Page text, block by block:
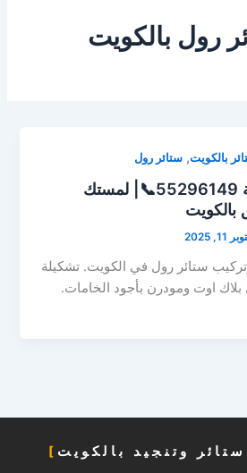
رول بالكويت
بالكويت,ستائر رول
ستائر رول عصرية 55296149📞| لمستك
بالكويت
11, 2025
ستائر رول في الكويت. تشكيلة
اوت ومودرن بأجود الخامات.
ستائر وتنجيد بالكويت